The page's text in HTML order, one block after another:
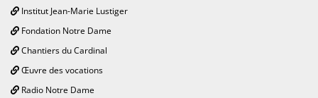
Institut Jean-Marie Lustiger
Fondation Notre Dame
Chantiers du Cardinal
Œuvre des vocations
Radio Notre Dame